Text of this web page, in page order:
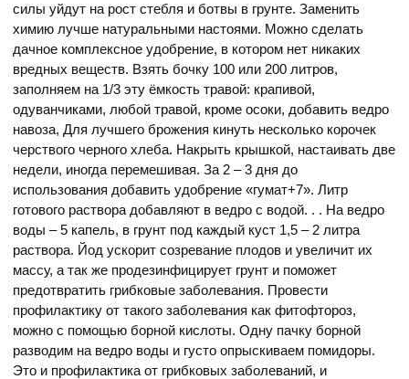
силы уйдут на рост стебля и ботвы в грунте. Заменить
химию лучше натуральными настоями. Можно сделать
дачное комплексное удобрение, в котором нет никаких
вредных веществ. Взять бочку 100 или 200 литров,
заполняем на 1/3 эту ёмкость травой: крапивой,
одуванчиками, любой травой, кроме осоки, добавить ведро
навоза, Для лучшего брожения кинуть несколько корочек
черствого черного хлеба. Накрыть крышкой, настаивать две
недели, иногда перемешивая. За 2 – 3 дня до
использования добавить удобрение «гумат+7». Литр
готового раствора добавляют в ведро с водой. . . На ведро
воды – 5 капель, в грунт под каждый куст 1,5 – 2 литра
раствора. Йод ускорит созревание плодов и увеличит их
массу, а так же продезинфицирует грунт и поможет
предотвратить грибковые заболевания. Провести
профилактику от такого заболевания как фитофтороз,
можно с помощью борной кислоты. Одну пачку борной
разводим на ведро воды и густо опрыскиваем помидоры.
Это и профилактика от грибковых заболеваний, и